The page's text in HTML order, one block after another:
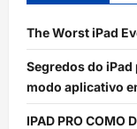
The Worst iPad
Segredos do
modo aplicativo
IPAD PRO COMO